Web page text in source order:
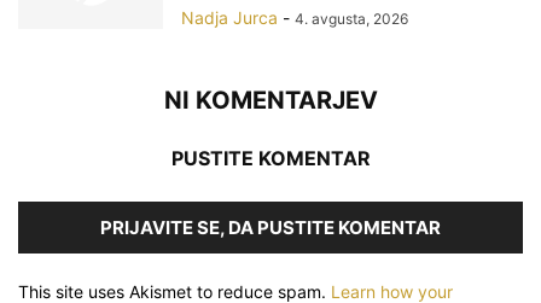
Nadja Jurca - 4. avgusta, 2026
NI KOMENTARJEV
PUSTITE KOMENTAR
PRIJAVITE SE, DA PUSTITE KOMENTAR
This site uses Akismet to reduce spam. Learn how your